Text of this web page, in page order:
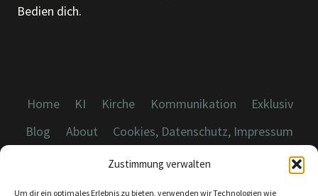
Zustimmung verwalten
Um dir ein optimales Erlebnis zu bieten, verwenden wir Technologien wie
Bedien dich.
Home KI Kirche Kommunikation
Exklusiv
Blog
About Cookies, Datenschutz, Impressum